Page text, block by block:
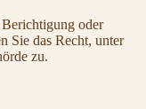
oder
Sie das Recht, unter
zu.